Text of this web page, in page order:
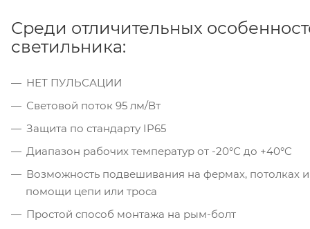
Среди отличительных
светильника:
НЕТ ПУЛЬСАЦИИ
Световой поток 95 лм/Вт
Защита по стандарту IP65
Диапазон рабочих температур от -20°С до +40°C
Возможность подвешивания на фермах, потолках
помощи цепи или троса
Простой способ монтажа на рым-болт